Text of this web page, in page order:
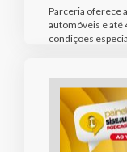
Parceria oferece
automóveis e até
condições